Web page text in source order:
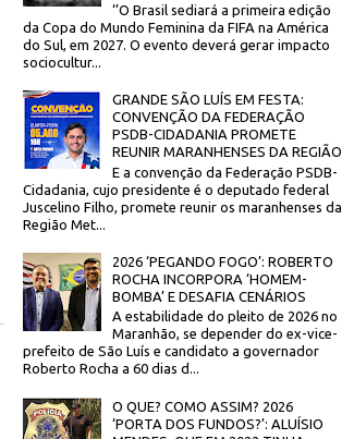
‘’O Brasil sediará a primeira edição
da Copa do Mundo Feminina da FIFA na América
do Sul, em 2027. O evento deverá gerar impacto
sociocultur...
GRANDE SÃO LUÍS EM FESTA:
CONVENÇÃO DA FEDERAÇÃO
PSDB-CIDADANIA PROMETE
REUNIR MARANHENSES DA REGIÃO
E a convenção da Federação PSDB-
Cidadania, cujo presidente é o deputado federal
Juscelino Filho, promete reunir os maranhenses da
Região Met...
2026 ‘PEGANDO FOGO’: ROBERTO
ROCHA INCORPORA ‘HOMEM-
BOMBA’ E DESAFIA CENÁRIOS
A estabilidade do pleito de 2026 no
Maranhão, se depender do ex-vice-
prefeito de São Luís e candidato a governador
Roberto Rocha a 60 dias d...
O QUE? COMO ASSIM? 2026
‘PORTA DOS FUNDOS?’: ALUÍSIO